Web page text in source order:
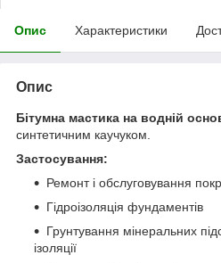
Опис Характеристики
Опис
Бітумна мастика на водній
синтетичним каучуком.
Застосування:
Ремонт і обслуговування
Гідроізоляція фундаментів
Грунтування мінеральних
ізоляції